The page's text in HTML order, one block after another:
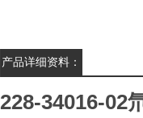
产品详细资料：
228-34016-02